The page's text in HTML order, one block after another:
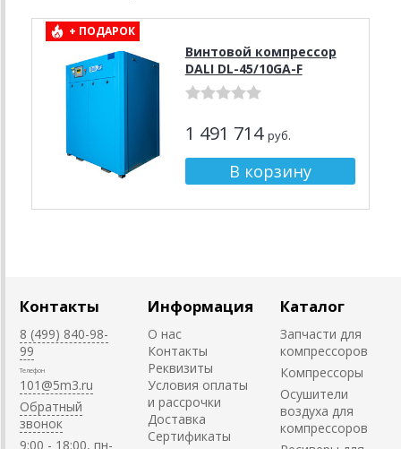
+ ПОДАРОК
Винтовой компрессор
DALI DL-45/10GA-F
1 491 714 руб.
Контакты
8 (499) 840-98-
99
Телефон
101@5m3.ru
Обратный
звонок
9:00 - 18:00, пн-
Информация
О нас
Контакты
Реквизиты
Условия оплаты
и рассрочки
Доставка
Сертификаты
Каталог
Запчасти для
компрессоров
Компрессоры
Осушители
воздуха для
компрессоров